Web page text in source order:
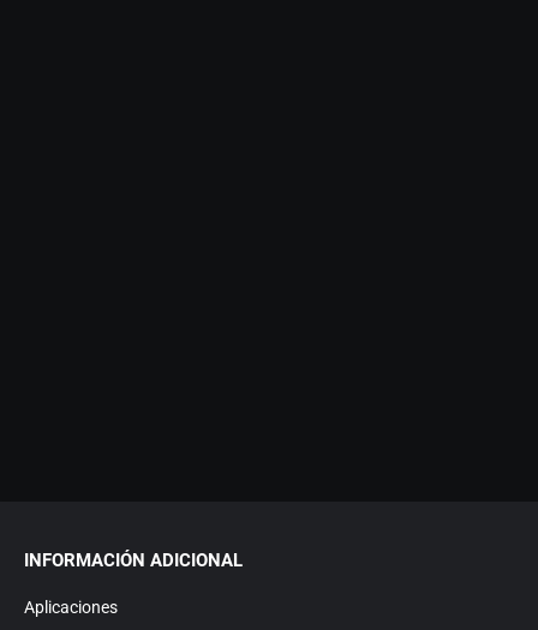
INFORMACIÓN ADICIONAL
Aplicaciones